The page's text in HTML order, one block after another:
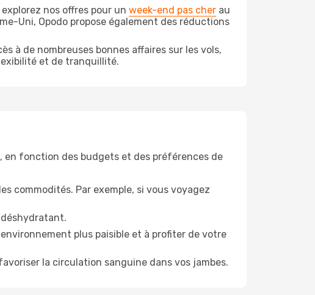
nos offres pour un week-end pas cher au
Uni, Opodo propose également des réductions
à de nombreuses bonnes affaires sur les vols,
et de tranquillité.
en fonction des budgets et des préférences de
commodités. Par exemple, si vous voyagez
plus paisible et à profiter de votre
la circulation sanguine dans vos jambes.